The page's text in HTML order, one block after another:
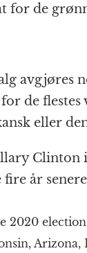
for de
avgjøres
de
eller
Clinton
år
2020
Arizona,